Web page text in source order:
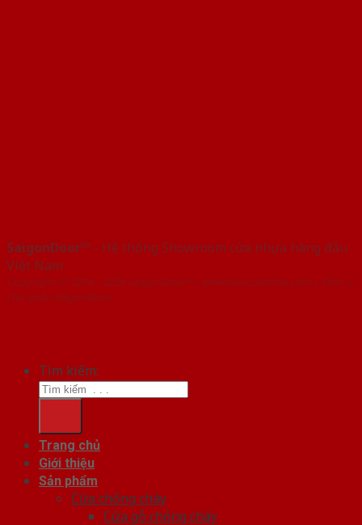
SaigonDoor™ - Hệ thống Showroom cửa nhựa hàng đầu
Việt Nam
Copyright ⓒ 2016 – 2026 SaigonDoor™ - www.bancuanhua.com | Đơn vị
chủ quản SaigonDoor
Tìm kiếm:
Trang chủ
Giới thiệu
Sản phẩm
Cửa chống cháy
Cửa gỗ chống cháy